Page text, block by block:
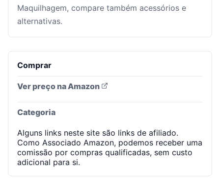
Maquilhagem, compare também acessórios e
alternativas.
Comprar
Ver preço na Amazon
Categoria
Alguns links neste site são links de afiliado.
Como Associado Amazon, podemos receber uma
comissão por compras qualificadas, sem custo
adicional para si.